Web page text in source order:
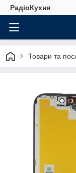
РадіоКухня
Товари та